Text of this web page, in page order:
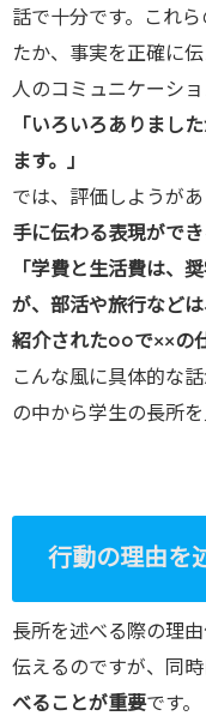
話で十分です。これ
たか、事実を正確に
人のコミュニケーシ
「いろいろありまし
ます。」
では、評価しようが
手に伝わる表現がで
「学費と生活費は、
が、部活や旅行など
紹介された○○で××の
こんな風に具体的な
の中から学生の長所を
行動の理由を
長所を述べる際の理
伝えるのですが、同時
べることが重要です。